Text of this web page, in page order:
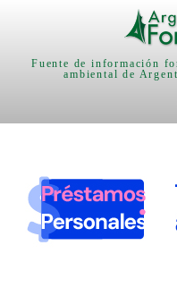
Fuente de información
ambiental de